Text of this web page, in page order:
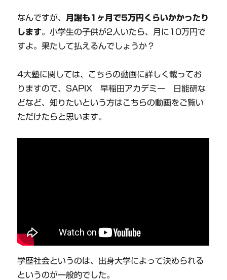
なんですが、 月謝も1ヶ月で5万円くらいかかったり
します。小学生の子供が2人いたら、月に10万円で
すよ。果たして払えるんでしょうか？
4大塾に関しては、こちらの動画に詳しく載ってお
りますので、SAPIX 早稲田アカデミー 日能研な
どなど、知りたいという方はこちらの動画をご覧い
ただけたらと思います。
学歴社会というのは、出身大学によって決められる
というのが一般的でした。